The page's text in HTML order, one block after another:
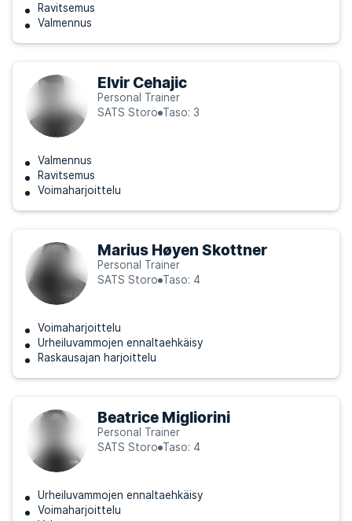
Ravitsemus
Valmennus
Elvir Cehajic
Personal Trainer
SATS Storo Taso: 3
Valmennus
Ravitsemus
Voimaharjoittelu
Marius Høyen Skottner
Personal Trainer
SATS Storo Taso: 4
Voimaharjoittelu
Urheiluvammojen ennaltaehkäisy
Raskausajan harjoittelu
Beatrice Migliorini
Personal Trainer
SATS Storo Taso: 4
Urheiluvammojen ennaltaehkäisy
Voimaharjoittelu